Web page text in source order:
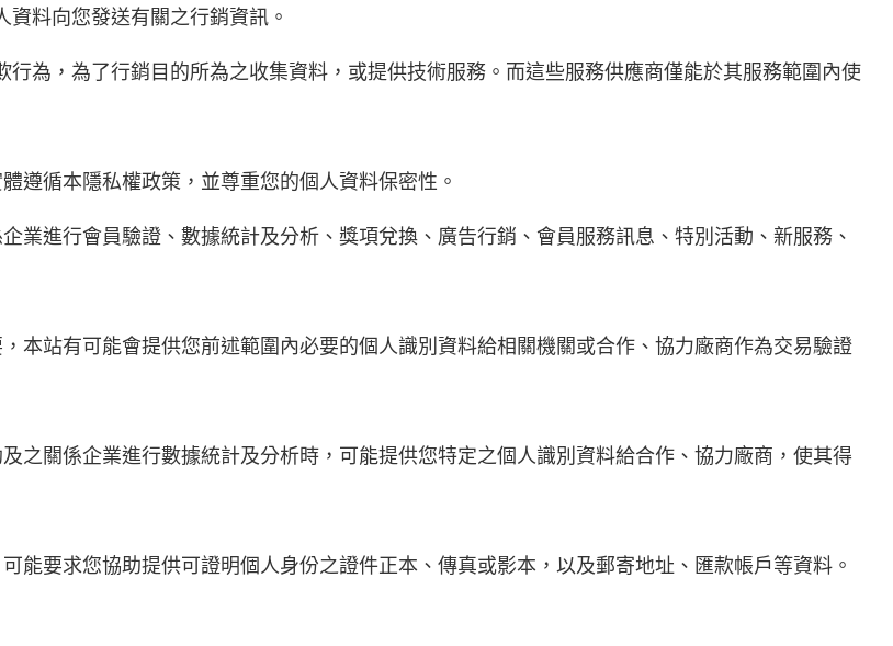
料向您發送有關之行銷資訊。
為，為了行銷目的所為之收集資料，或提供技術服務。而這些服務供應商僅能於其服務範圍內使
遵循本隱私權政策，並尊重您的個人資料保密性。
業進行會員驗證、數據統計及分析、獎項兌換、廣告行銷、會員服務訊息、特別活動、新服務、
本站有可能會提供您前述範圍內必要的個人識別資料給相關機關或合作、協力廠商作為交易驗證
之關係企業進行數據統計及分析時，可能提供您特定之個人識別資料給合作、協力廠商，使其得
要求您協助提供可證明個人身份之證件正本、傳真或影本，以及郵寄地址、匯款帳戶等資料。